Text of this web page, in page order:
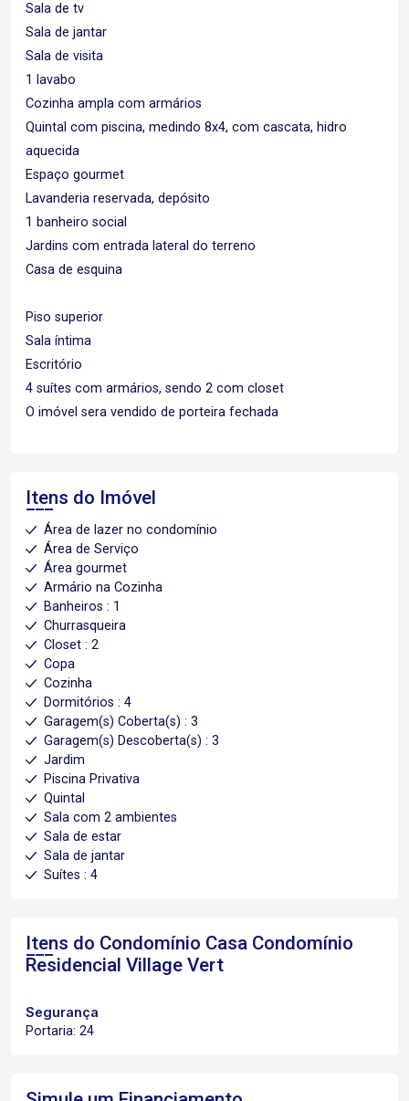
Sala de tv
Sala de jantar
Sala de visita
1 lavabo
Cozinha ampla com armários
Quintal com piscina, medindo 8x4, com cascata, hidro
aquecida
Espaço gourmet
Lavanderia reservada, depósito
1 banheiro social
Jardins com entrada lateral do terreno
Casa de esquina
Piso superior
Sala íntima
Escritório
4 suítes com armários, sendo 2 com closet
O imóvel sera vendido de porteira fechada
Itens do Imóvel
Área de lazer no condomínio
Área de Serviço
Área gourmet
Armário na Cozinha
Banheiros : 1
Churrasqueira
Closet : 2
Copa
Cozinha
Dormitórios : 4
Garagem(s) Coberta(s) : 3
Garagem(s) Descoberta(s) : 3
Jardim
Piscina Privativa
Quintal
Sala com 2 ambientes
Sala de estar
Sala de jantar
Suítes : 4
Itens do Condomínio Casa Condomínio
Residencial Village Vert
Segurança
Portaria: 24